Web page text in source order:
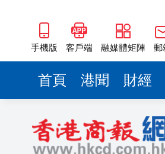
手機版 客戶端 融媒體矩陣 郵
首頁 港聞 財經